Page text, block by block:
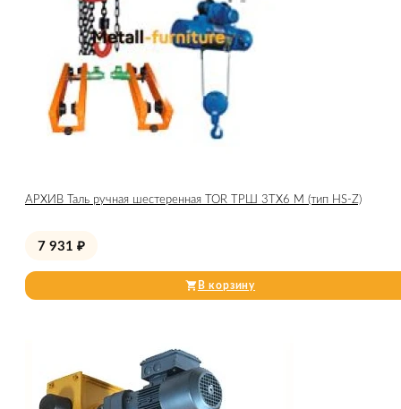
АРХИВ Таль ручная шестеренная TOR ТРШ 3ТХ6 М (тип HS-Z)
7 931 ₽
В корзину